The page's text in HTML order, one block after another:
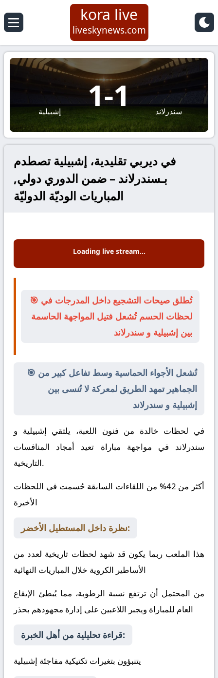
kora live
liveskynews.com
إشبيلية 1-1 سندرلاند
في ديربي تقليدية، إشبيلية تصطدم
بـسندرلاند – ضمن الدوري دولي,
المباريات الوديّة الدوليّة
Loading live stream...
🎯 تُطلق صيحات التشجيع داخل المدرجات في
لحظات الحسم تُشعل فتيل المواجهة الحاسمة
بين إشبيلية و سندرلاند
🎯 تُشعل الأجواء الحماسية وسط تفاعل كبير من
الجماهير تمهد الطريق لمعركة لا تُنسى بين
إشبيلية و سندرلاند
في لحظات خالدة من فنون اللعبة، يلتقي إشبيلية و
سندرلاند في مواجهة مباراة تعيد أمجاد المنافسات
التاريخية.
أكثر من 42% من اللقاءات السابقة حُسمت في اللحظات
الأخيرة
نظرة داخل المستطيل الأخضر:
هذا الملعب ربما يكون قد شهد لحظات تاريخية لعدد من
الأساطير الكروية خلال المباريات النهائية
من المحتمل أن ترتفع نسبة الرطوبة، مما يُبطئ الإيقاع
العام للمباراة ويجبر اللاعبين على إدارة مجهودهم بحذر
قراءة تحليلية من أهل الخبرة:
يتنبؤون بتغيرات تكتيكية مفاجئة إشبيلية